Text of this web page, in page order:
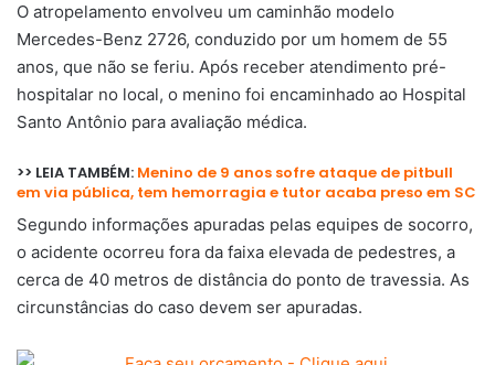
O atropelamento envolveu um caminhão modelo
Mercedes-Benz 2726, conduzido por um homem de 55
anos, que não se feriu. Após receber atendimento pré-
hospitalar no local, o menino foi encaminhado ao Hospital
Santo Antônio para avaliação médica.
>> LEIA TAMBÉM: Menino de 9 anos sofre ataque de pitbull
em via pública, tem hemorragia e tutor acaba preso em SC
Segundo informações apuradas pelas equipes de socorro,
o acidente ocorreu fora da faixa elevada de pedestres, a
cerca de 40 metros de distância do ponto de travessia. As
circunstâncias do caso devem ser apuradas.